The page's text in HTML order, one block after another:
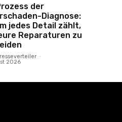
der
Diagnose:
jedes Detail zählt,
Reparaturen zu
-
2026